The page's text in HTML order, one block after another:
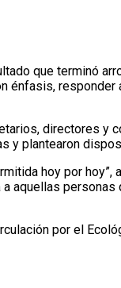
que terminó
énfasis,
directores
y plantearon
hoy por
aquellas
por el